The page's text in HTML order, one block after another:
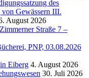
des
Gewässern III.
August 2026
Straße 7 –
PNP, 03.08.2026
Eiberg 4. August 2026
30. Juli 2026